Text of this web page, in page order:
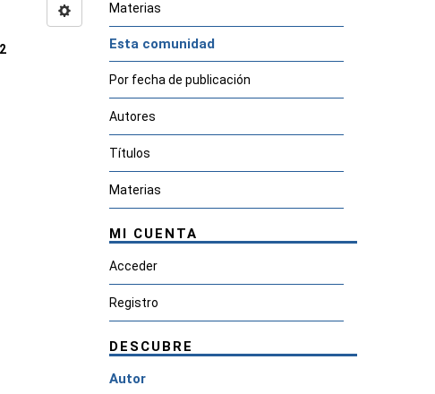
Materias
Esta comunidad
Por fecha de publicación
Autores
Títulos
Materias
MI CUENTA
Acceder
Registro
DESCUBRE
Autor